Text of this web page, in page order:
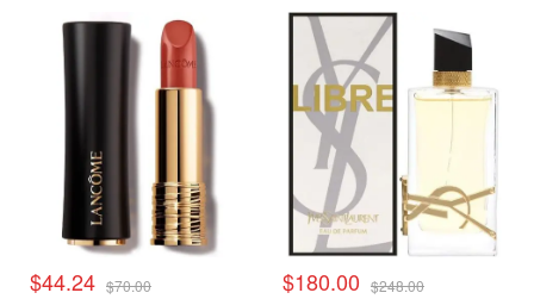
$44.24 $70.00 $180.00 $248.00